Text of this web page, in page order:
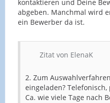
kontaktieren und Deine
abgeben. Manchmal wird
ein Bewerber da ist.
Zitat von ElenaK
2. Zum
eingeladen?
Ca. wie viele Tage nach